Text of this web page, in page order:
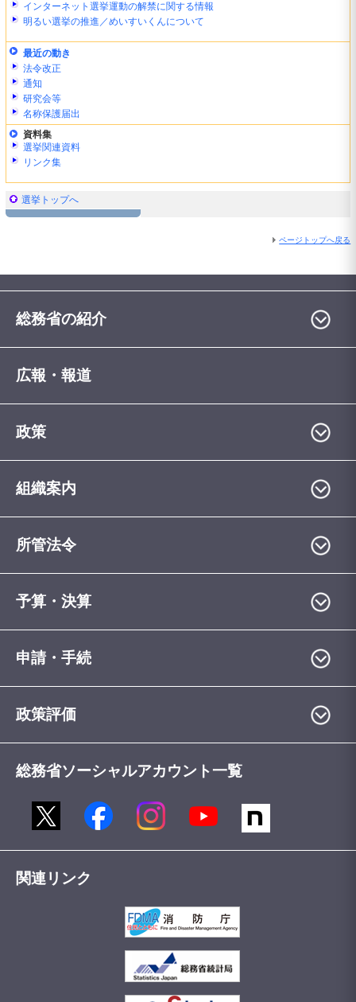
インターネット選挙運動の解禁に関する情報
明るい選挙の推進／めいすいくんについて
最近の動き
法令改正
通知
研究会等
名称保護届出
資料集
選挙関連資料
リンク集
選挙トップへ
ページトップへ戻る
総務省の紹介
広報・報道
政策
組織案内
所管法令
予算・決算
申請・手続
政策評価
総務省ソーシャルアカウント一覧
関連リンク